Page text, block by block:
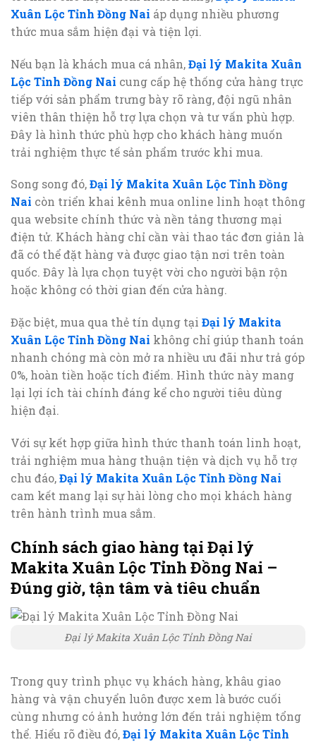
Xuân Lộc Tỉnh Đồng Nai áp dụng nhiều phương
thức mua sắm hiện đại và tiện lợi.
Nếu bạn là khách mua cá nhân,Đại lý Makita Xuân
Lộc Tỉnh Đồng Nai cung cấp hệ thống cửa hàng trực
tiếp với sản phẩm trưng bày rõ ràng, đội ngũ nhân
viên thân thiện hỗ trợ lựa chọn và tư vấn phù hợp.
Đây là hình thức phù hợp cho khách hàng muốn
trải nghiệm thực tế sản phẩm trước khi mua.
Song song đó,Đại lý Makita Xuân Lộc Tỉnh Đồng
Nai còn triển khai kênh mua online linh hoạt thông
qua website chính thức và nền tảng thương mại
điện tử. Khách hàng chỉ cần vài thao tác đơn giản là
đã có thể đặt hàng và được giao tận nơi trên toàn
quốc. Đây là lựa chọn tuyệt vời cho người bận rộn
hoặc không có thời gian đến cửa hàng.
Đặc biệt, mua qua thẻ tín dụng tại Đại lý Makita
Xuân Lộc Tỉnh Đồng Nai không chỉ giúp thanh toán
nhanh chóng mà còn mở ra nhiều ưu đãi như trả góp
0%, hoàn tiền hoặc tích điểm. Hình thức này mang
lại lợi ích tài chính đáng kể cho người tiêu dùng
hiện đại.
Với sự kết hợp giữa hình thức thanh toán linh hoạt,
trải nghiệm mua hàng thuận tiện và dịch vụ hỗ trợ
chu đáo,Đại lý Makita Xuân Lộc Tỉnh Đồng Nai
cam kết mang lại sự hài lòng cho mọi khách hàng
trên hành trình mua sắm.
Chính sách giao hàng tại Đại lý
Makita Xuân Lộc Tỉnh Đồng Nai –
Đúng giờ, tận tâm và tiêu chuẩn
Đại lý Makita Xuân Lộc Tỉnh Đồng Nai
Trong quy trình phục vụ khách hàng, khâu giao
hàng và vận chuyển luôn được xem là bước cuối
cùng nhưng có ảnh hưởng lớn đến trải nghiệm tổng
thể. Hiểu rõ điều đó,Đại lý Makita Xuân Lộc Tỉnh